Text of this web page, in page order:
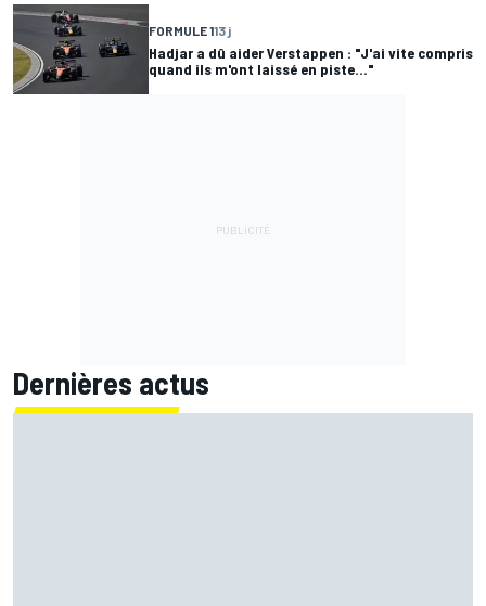
FORMULE 113 j
Hadjar a dû aider Verstappen : "J'ai vite compris
quand ils m'ont laissé en piste..."
Dernières actus